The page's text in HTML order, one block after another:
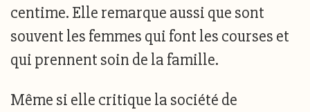
centime. Elle remarque aussi que sont
souvent les femmes qui font les courses et
qui prennent soin de la famille.
Même si elle critique la société de